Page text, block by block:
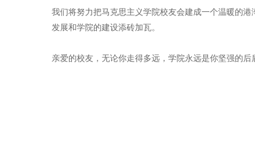
我们将努力把马克思主义学院校友会建成一个温暖的
发展和学院的建设添砖加瓦。
亲爱的校友，无论你走得多远，学院永远是你坚强的